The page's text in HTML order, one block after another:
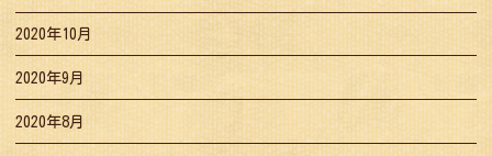
2020年10月
2020年9月
2020年8月